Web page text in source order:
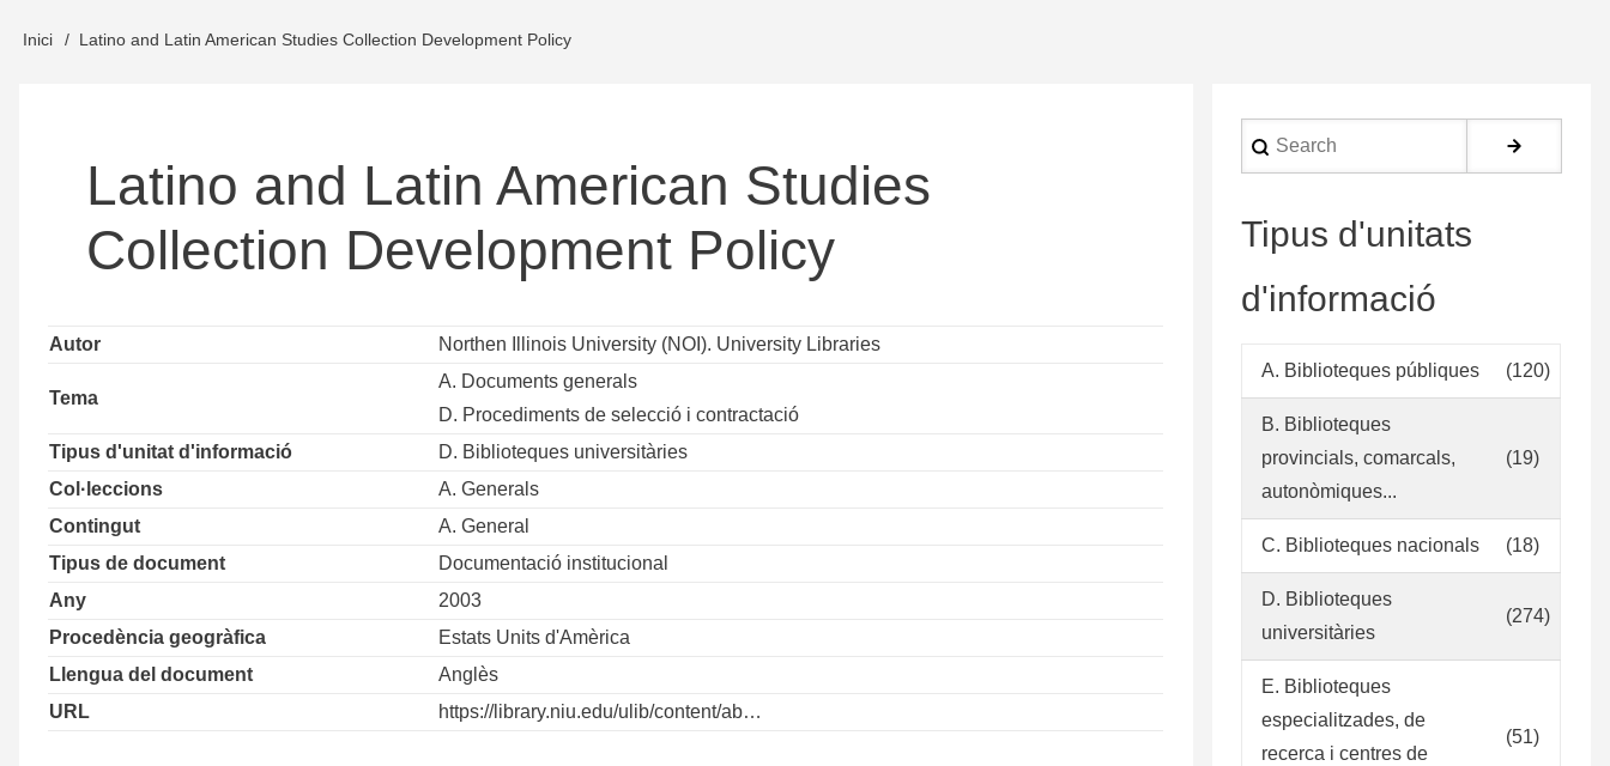
menu
Inici Latino and Latin American Studies Collection Development Policy
Latino and Latin American Studies
Collection Development Policy
Autor Northen Illinois University (NOI). University Libraries
Tema
A. Documents generals
D. Procediments de selecció i contractació
Tipus d'unitat d'informació
D. Biblioteques universitàries
Col·leccions
A. Generals
Contingut
A. General
Tipus de document
Documentació institucional
Any
2003
Procedència geogràfica
Estats Units d'Amèrica
Llengua del document
Anglès
URL
https://library.niu.edu/ulib/content/ab…
Search
Tipus d'unitats
d'informació
A. Biblioteques públiques (120)
B. Biblioteques
provincials, comarcals,
autonòmiques...
(19)
C. Biblioteques nacionals (18)
D. Biblioteques
universitàries
(274)
E. Biblioteques
especialitzades, de
recerca i centres de
(51)